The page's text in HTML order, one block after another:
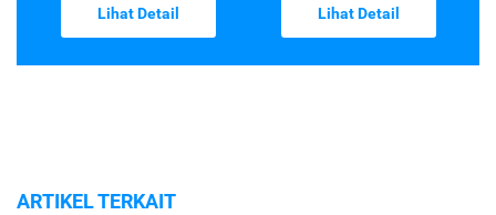
Lihat Detail Lihat Detail
ARTIKEL TERKAIT